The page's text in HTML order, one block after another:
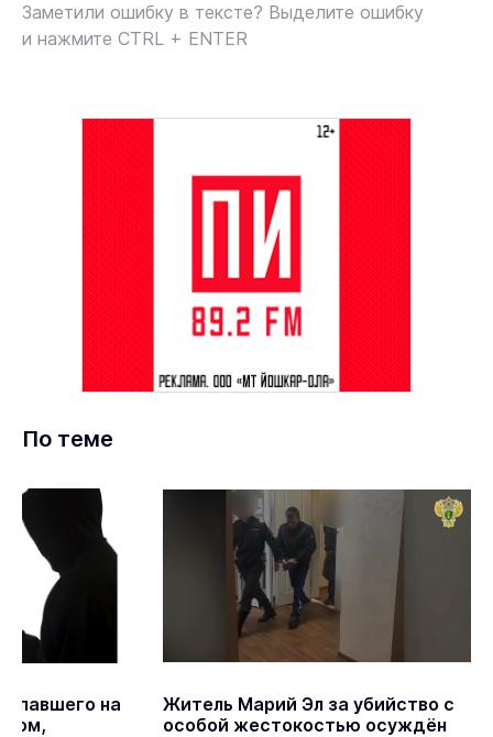
Заметили ошибку в тексте? Выделите ошибку
и нажмите CTRL + ENTER
По теме
на
Житель Марий Эл за убийство с
особой жестокостью осуждён